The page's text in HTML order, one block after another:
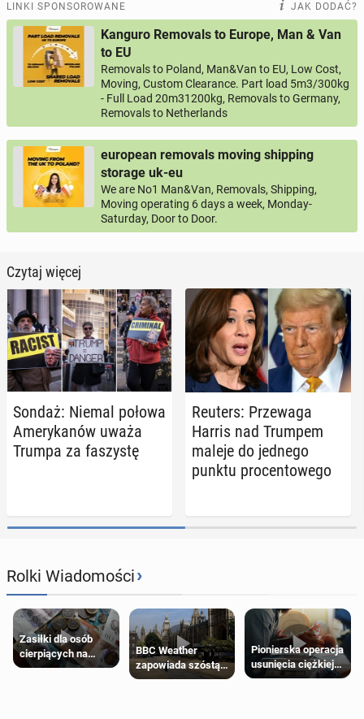
LINKI SPONSOROWANE JAK DODAĆ?
Kanguro Removals to Europe, Man & Van
to EU
Removals to Poland, Man&Van to EU, Low Cost,
Moving, Custom Clearance. Part load 5m3/300kg
- Full Load 20m31200kg, Removals to Germany,
Removals to Netherlands
european removals moving shipping
storage uk-eu
We are No1 Man&Van, Removals, Shipping,
Moving operating 6 days a week, Monday-
Saturday, Door to Door.
Czytaj więcej
Sondaż: Niemal połowa
Ame­ry­ka­nów uważa
Trumpa za fa­szy­stę
Reuters: Prze­wa­ga
Harris nad Trumpem
maleje do jednego
punktu pro­cen­to­we­go
Rolki Wiadomości›
Zasiłki dla osób
cierpiących na
schorzenia
BBC Weather
zapowiada szóstą
falę upałów w
Pionierska operacja
usunięcia ciężkiej
wady wrodzonej